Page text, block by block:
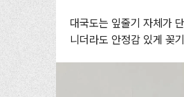
대국도는 잎줄기 자체가
니더라도 안정감 있게 꽂